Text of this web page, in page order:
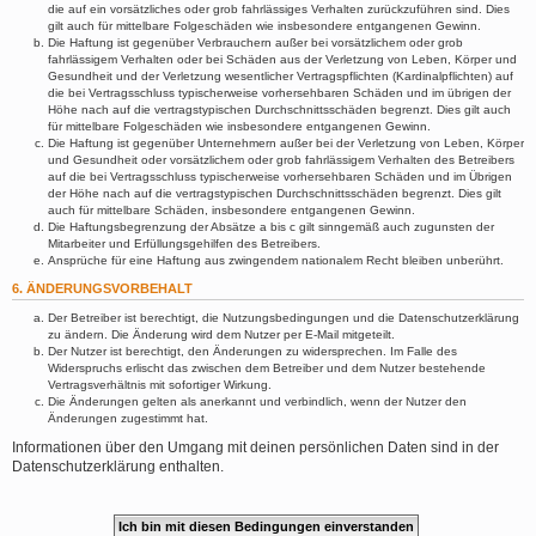
die auf ein vorsätzliches oder grob fahrlässiges Verhalten zurückzuführen sind. Dies
gilt auch für mittelbare Folgeschäden wie insbesondere entgangenen Gewinn.
Die Haftung ist gegenüber Verbrauchern außer bei vorsätzlichem oder grob
fahrlässigem Verhalten oder bei Schäden aus der Verletzung von Leben, Körper und
Gesundheit und der Verletzung wesentlicher Vertragspflichten (Kardinalpflichten) auf
die bei Vertragsschluss typischerweise vorhersehbaren Schäden und im übrigen der
Höhe nach auf die vertragstypischen Durchschnittsschäden begrenzt. Dies gilt auch
für mittelbare Folgeschäden wie insbesondere entgangenen Gewinn.
Die Haftung ist gegenüber Unternehmern außer bei der Verletzung von Leben, Körper
und Gesundheit oder vorsätzlichem oder grob fahrlässigem Verhalten des Betreibers
auf die bei Vertragsschluss typischerweise vorhersehbaren Schäden und im Übrigen
der Höhe nach auf die vertragstypischen Durchschnittsschäden begrenzt. Dies gilt
auch für mittelbare Schäden, insbesondere entgangenen Gewinn.
Die Haftungsbegrenzung der Absätze a bis c gilt sinngemäß auch zugunsten der
Mitarbeiter und Erfüllungsgehilfen des Betreibers.
Ansprüche für eine Haftung aus zwingendem nationalem Recht bleiben unberührt.
6. ÄNDERUNGSVORBEHALT
Der Betreiber ist berechtigt, die Nutzungsbedingungen und die Datenschutzerklärung
zu ändern. Die Änderung wird dem Nutzer per E-Mail mitgeteilt.
Der Nutzer ist berechtigt, den Änderungen zu widersprechen. Im Falle des
Widerspruchs erlischt das zwischen dem Betreiber und dem Nutzer bestehende
Vertragsverhältnis mit sofortiger Wirkung.
Die Änderungen gelten als anerkannt und verbindlich, wenn der Nutzer den
Änderungen zugestimmt hat.
Informationen über den Umgang mit deinen persönlichen Daten sind in der
Datenschutzerklärung enthalten.